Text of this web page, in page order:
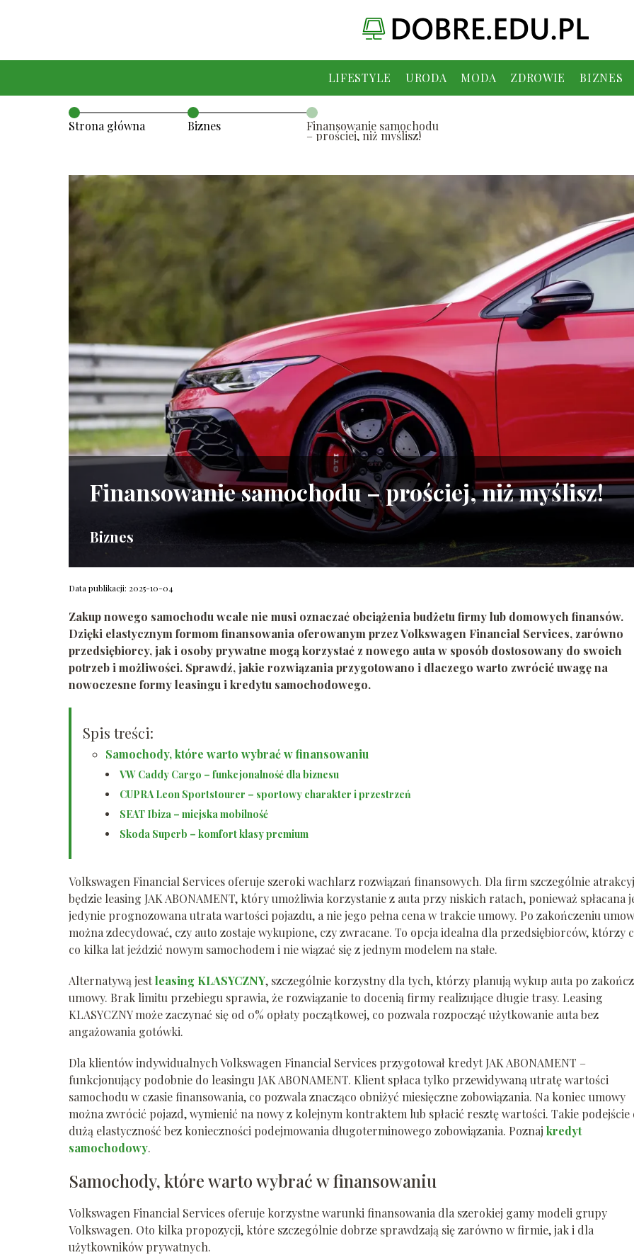
LIFESTYLE URODA MODA ZDROWIE BIZNES
Strona główna Biznes Finansowanie samochodu
– prościej, niż myślisz!
Finansowanie samochodu – prościej, niż myślisz!
Biznes
Data publikacji: 2025-10-04
Zakup nowego samochodu wcale nie musi oznaczać obciążenia budżetu firmy lub domowych finansów.
Dzięki elastycznym formom finansowania oferowanym przez Volkswagen Financial Services, zarówno
przedsiębiorcy, jak i osoby prywatne mogą korzystać z nowego auta w sposób dostosowany do swoich
potrzeb i możliwości. Sprawdź, jakie rozwiązania przygotowano i dlaczego warto zwrócić uwagę na
nowoczesne formy leasingu i kredytu samochodowego.
Spis treści:
Samochody, które warto wybrać w finansowaniu
VW Caddy Cargo – funkcjonalność dla biznesu
CUPRA Leon Sportstourer – sportowy charakter i przestrzeń
SEAT Ibiza – miejska mobilność
Skoda Superb – komfort klasy premium
Volkswagen Financial Services oferuje szeroki wachlarz rozwiązań finansowych. Dla firm szczególnie
będzie leasing JAK ABONAMENT, który umożliwia korzystanie z auta przy niskich ratach, ponieważ spłacana
jedynie prognozowana utrata wartości pojazdu, a nie jego pełna cena w trakcie umowy. Po zakończeniu
można zdecydować, czy auto zostaje wykupione, czy zwracane. To opcja idealna dla przedsiębiorców, którzy
co kilka lat jeździć nowym samochodem i nie wiązać się z jednym modelem na stałe.
Alternatywą jestleasing KLASYCZNY, szczególnie korzystny dla tych, którzy planują wykup auta po
umowy. Brak limitu przebiegu sprawia, że rozwiązanie to docenią firmy realizujące długie trasy. Leasing
KLASYCZNY może zaczynać się od 0% opłaty początkowej, co pozwala rozpocząć użytkowanie auta bez
angażowania gotówki.
Dla klientów indywidualnych Volkswagen Financial Services przygotował kredyt JAK ABONAMENT –
funkcjonujący podobnie do leasingu JAK ABONAMENT. Klient spłaca tylko przewidywaną utratę wartości
samochodu w czasie finansowania, co pozwala znacząco obniżyć miesięczne zobowiązania. Na koniec umowy
można zwrócić pojazd, wymienić na nowy z kolejnym kontraktem lub spłacić resztę wartości. Takie podejście
dużą elastyczność bez konieczności podejmowania długoterminowego zobowiązania. Poznaj kredyt
samochodowy.
Samochody, które warto wybrać w finansowaniu
Volkswagen Financial Services oferuje korzystne warunki finansowania dla szerokiej gamy modeli grupy
Volkswagen. Oto kilka propozycji, które szczególnie dobrze sprawdzają się zarówno w firmie, jak i dla
użytkowników prywatnych.